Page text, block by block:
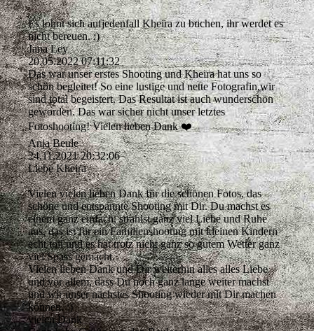
Es lohnt sich aufjedenfall Kheira zu buchen, ihr werdet es
nicht bereuen. :)
Jana Ley
20.05.2022 07:11:32
Das war unser erstes Shooting und Kheira hat uns so
schön begleitet! So eine lustige und nette Fotografin,wir
sind total begeistert. Das Resultat ist auch wunderschön
geworden. Das war sicher nicht unser letztes
Fotoshooting! Vielen lieben Dank ❤️
Anja Beule
24.11.2021 20:32:06
Liebe Kheira
Vielen vielen lieben Dank für die schönen Fotos, das
schöne und entspannte Shooting mit Dir. Du machst es
einem ganz einfach, strahlst ganz viel Liebe und Ruhe
aus, das ist für ein Familienshooting mit kleinen Kindern
echt toll und es hat trotz nicht ganz so gutem Wetter ganz
viel Spass gemacht.
Vielen lieben Dank und Dir weiterhin alles alles Liebe
und vor allem, dass Du noch ganz lange weiter machst
und wir unser nächstes Shooting wieder mit Dir machen
können. :)
vielen Dank